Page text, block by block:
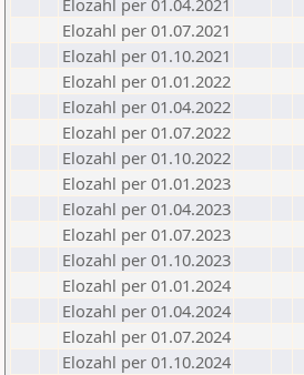
Elozahl per 01.04.2021
Elozahl per 01.07.2021
Elozahl per 01.10.2021
Elozahl per 01.01.2022
Elozahl per 01.04.2022
Elozahl per 01.07.2022
Elozahl per 01.10.2022
Elozahl per 01.01.2023
Elozahl per 01.04.2023
Elozahl per 01.07.2023
Elozahl per 01.10.2023
Elozahl per 01.01.2024
Elozahl per 01.04.2024
Elozahl per 01.07.2024
Elozahl per 01.10.2024